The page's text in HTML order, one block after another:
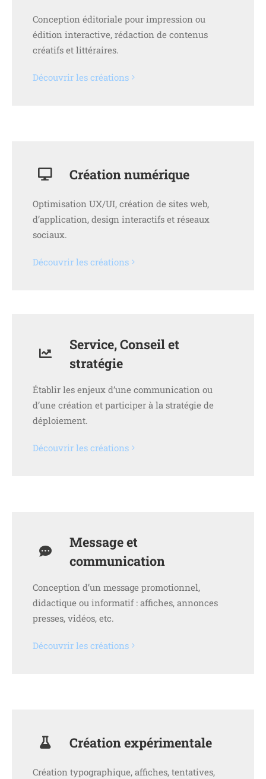
Conception éditoriale pour impression ou
édition interactive, rédaction de contenus
créatifs et littéraires.
Découvrir les créations
Création numérique
Optimisation UX/UI, création de sites web,
d’application, design interactifs et réseaux
sociaux.
Découvrir les créations
Service, Conseil et
stratégie
Établir les enjeux d’une communication ou
d’une création et participer à la stratégie de
déploiement.
Découvrir les créations
Message et
communication
Conception d’un message promotionnel,
didactique ou informatif : affiches, annonces
presses, vidéos, etc.
Découvrir les créations
Création expérimentale
Création typographique, affiches, tentatives,